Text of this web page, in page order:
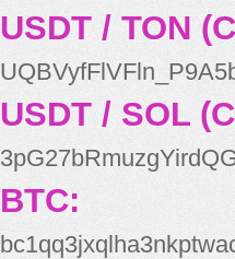
USDT / TON
USDT / SOL
BTC: